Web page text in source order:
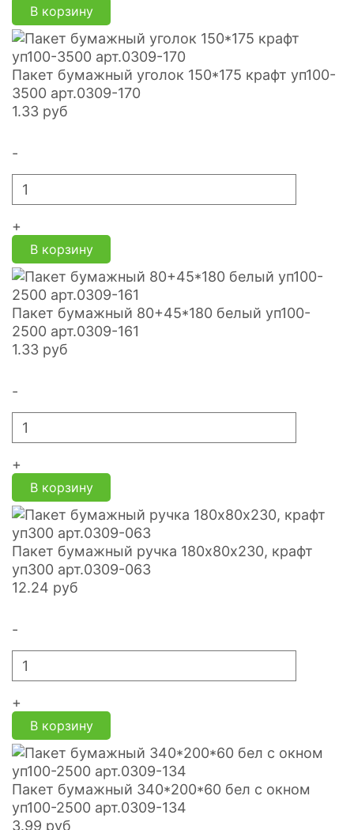
В корзину
Пакет бумажный уголок 150*175 крафт уп100-
3500 арт.0309-170
1.33 руб
-
+
В корзину
Пакет бумажный 80+45*180 белый уп100-
2500 арт.0309-161
1.33 руб
-
+
В корзину
Пакет бумажный ручка 180х80х230, крафт
уп300 арт.0309-063
12.24 руб
-
+
В корзину
Пакет бумажный 340*200*60 бел с окном
уп100-2500 арт.0309-134
3.99 руб